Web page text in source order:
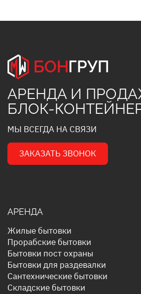
АРЕНДА И
БЛОК-
МЫ ВСЕГДА НА СВЯЗИ
ЗАКАЗАТЬ ЗВОНОК
АРЕНДА
Жилые бытовки
Прорабские бытовки
Бытовки пост охраны
Бытовки для раздевалки
Сантехнические бытовки
Складские бытовки